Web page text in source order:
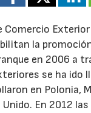
Exterior
la
en 2006 a
se ha ido
en Polonia,
En 2012 las